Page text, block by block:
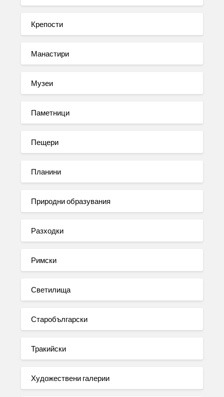
Крепости
Манастири
Музеи
Паметници
Пещери
Планини
Природни образувания
Разходки
Римски
Светилища
Старобългарски
Тракийски
Художествени галерии